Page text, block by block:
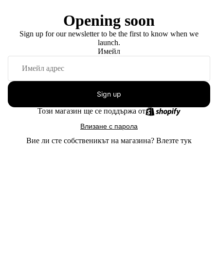
Opening soon
Sign up for our newsletter to be the first to know when we
launch.
Имейл
Sign up
Този магазин ще се поддържа от
Влизане с парола
Вие ли сте собственикът на магазина? Влезте тук